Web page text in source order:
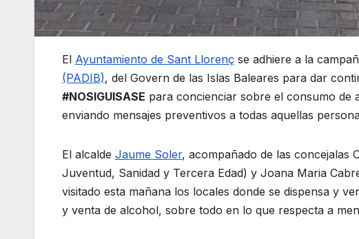
El Ayuntamiento de Sant Llorenç se adhiere a la
(PADIB), del Govern de las Islas Baleares para dar
#NOSIGUISASE para concienciar sobre el consumo de
enviando mensajes preventivos a todas aquellas
El alcalde Jaume Soler, acompañado de las concejalas
Juventud, Sanidad y Tercera Edad) y Joana Maria
visitado esta mañana los locales donde se dispensa y
y venta de alcohol, sobre todo en lo que respecta a